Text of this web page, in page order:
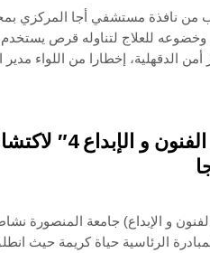
نافذة مستشفي أجا المركزي
وخضوعه للعلاج لتناوله قرص
أمن الدقهلية، إخطارا من اللواء
انطلاق قافله ” قطار
و الإبداع) جامعة المنصورة
الرئاسية حياة كريمة حيث